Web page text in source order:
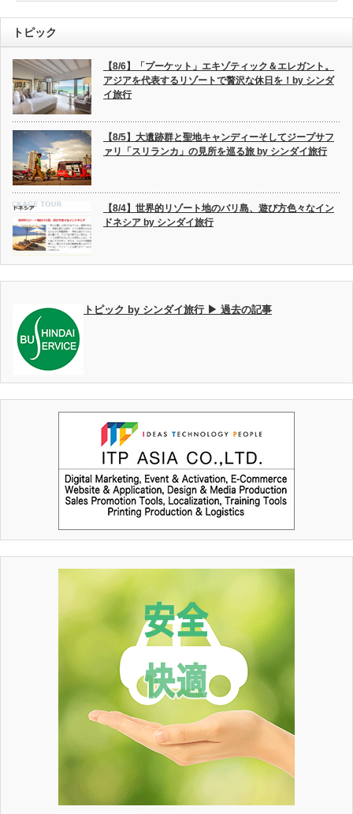
トピック
【8/6】「プーケット」エキゾティック＆エレガント。
アジアを代表するリゾートで贅沢な休日を！by シンダ
イ旅行
【8/5】大遺跡群と聖地キャンディーそしてジープサフ
ァリ「スリランカ」の見所を巡る旅 by シンダイ旅行
【8/4】世界的リゾート地のバリ島、遊び方色々なイン
ドネシア by シンダイ旅行
トピック by シンダイ旅行 ▶ 過去の記事